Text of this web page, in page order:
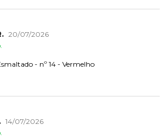
20/07/2026
- nº 14 - Vermelho
14/07/2026